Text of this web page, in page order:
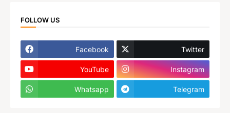
FOLLOW US
Facebook Twitter
YouTube Instagram
Whatsapp Telegram